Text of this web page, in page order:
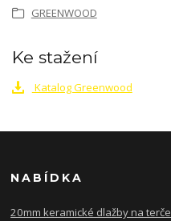
GREENWOOD
Ke stažení
Katalog Greenwood
NABÍDKA
20mm keramické dlažby na terče